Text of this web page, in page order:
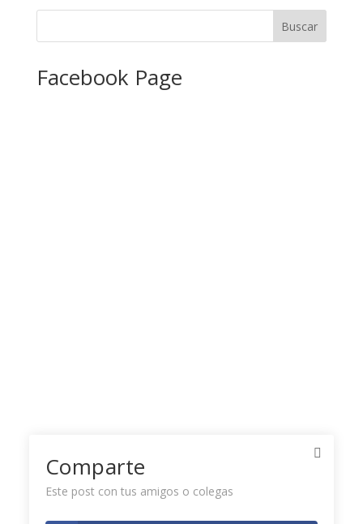
Facebook Page
Comparte
Este post con tus amigos o colegas